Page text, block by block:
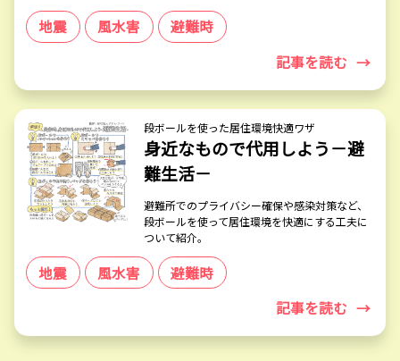
地震 風水害
避難時
記事を読む →
段ボールを使った居住環境快適ワザ
身近なもので代用しよう－避
難生活－
避難所でのプライバシー確保や感染対策など、
段ボールを使って居住環境を快適にする工夫に
ついて紹介。
地震 風水害
避難時
記事を読む →